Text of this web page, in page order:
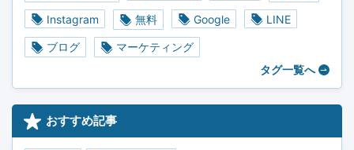
Instagram 無料 Google LINE
ブログ
マーケティング
タグ一覧へ
おすすめ記事